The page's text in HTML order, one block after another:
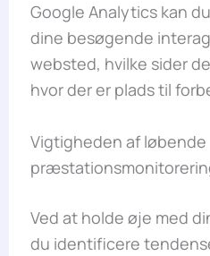
Google Analytics kan
dine besøgende
websted, hvilke sider
hvor der er plads til
Vigtigheden af løbende
Ved at holde øje med
du identificere